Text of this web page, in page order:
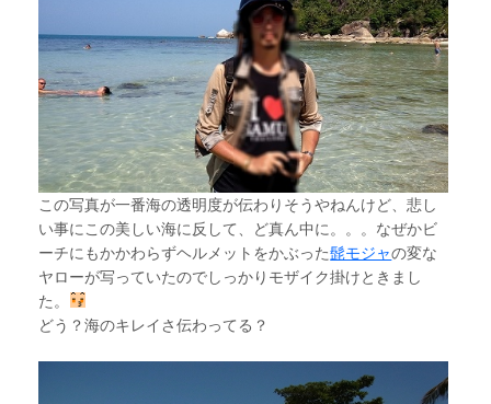
この写真が一番海の透明度が伝わりそうやねんけど、悲し
い事にこの美しい海に反して、ど真ん中に。。。なぜかビ
ーチにもかかわらずヘルメットをかぶった髭モジャの変な
ヤローが写っていたのでしっかりモザイク掛けときまし
た。
どう？海のキレイさ伝わってる？